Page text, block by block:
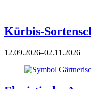
Kürbis-
12.09.2026–02.11.2026